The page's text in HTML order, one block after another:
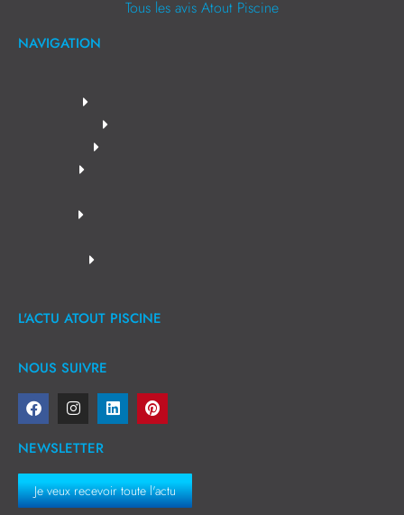
Tous les avis Atout Piscine
NAVIGATION
L'ACTU ATOUT PISCINE
NOUS SUIVRE
NEWSLETTER
Je veux recevoir toute l'actu